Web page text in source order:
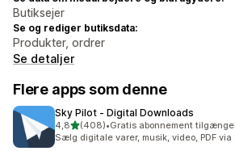
Butiksejer
Se og rediger butiksdata:
Produkter, ordrer
Se detaljer
Flere apps som denne
Sky Pilot ‑ Digital Downloads
4,8ud af 5 stjerner
(408)
408 anmeldelser i alt
•Gratis abonnement
Sælg digitale varer, musik, video, PDF